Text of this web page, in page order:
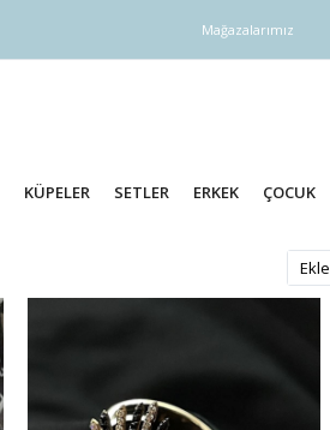
Mağazalarımız
KÜPELER SETLER ERKEK ÇOCUK